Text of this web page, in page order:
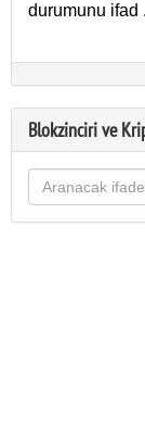
durumunu ifad
Blokzinciri ve